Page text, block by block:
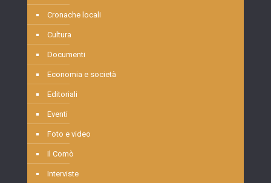
Cronache locali
Cultura
Documenti
Economia e società
Editoriali
Eventi
Foto e video
Il Comò
Interviste